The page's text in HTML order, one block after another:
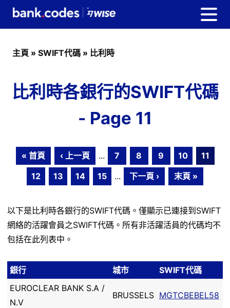
主頁 » SWIFT代碼 » 比利時
比利時各銀行的SWIFT代碼
- Page 11
« 首頁 ‹ 上一頁 ... 7 8 9 10
11
12
13 14 15 ... 下一頁 › 末頁 »
以下是比利時各銀行的SWIFT代碼。僅顯示已連接到SWIFT
網絡的活躍會員之SWIFT代碼。所有非活躍活員的代碼均不
包括在此列表中。
銀行 城市
SWIFT代碼
EUROCLEAR BANK S.A /
N.V
BRUSSELS MGTCBEBEL58